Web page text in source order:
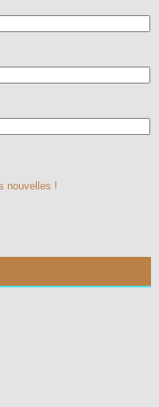
nouvelles !